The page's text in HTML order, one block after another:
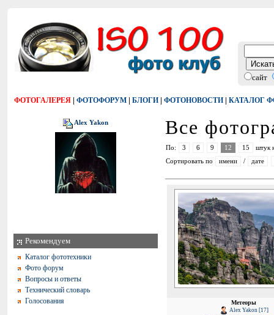
сайт
ФОТОГАЛЕРЕЯ | ФОТОФОРУМ | БЛОГИ | ФОТОНОВОСТИ | КАТАЛОГ
Alex Yakon
Рекомендуем
Каталог фототехники
Фото форум
Вопросы и ответы
Технический словарь
Голосования
Все
По: 3 6 9 12 15
штук
Сортировать по
имени / дате
Метеоры
Alex Yakon [17]